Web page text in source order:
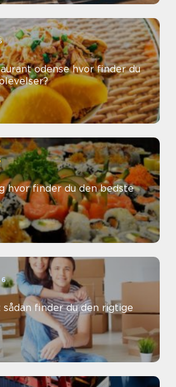
hvor finder du
finder du den rigtige